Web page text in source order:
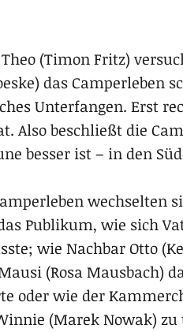
(Timon Fritz)
das Camperleben
Unterfangen. Erst
Also beschließt die
besser ist – in den
wechselten
Publikum, wie sich
wie Nachbar Otto
(Rosa Mausbach)
wie der
(Marek Nowak)